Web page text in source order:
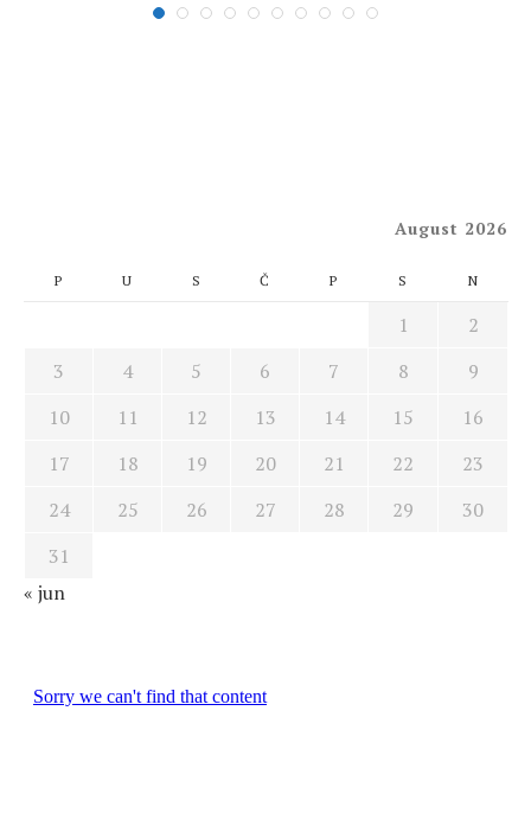
August 2026
P U S Č P S N
1
2
3
4 5 6 7 8
9
10
11 12 13 14 15
16
17
18 19 20 21 22
23
24
25 26 27 28 29
30
31
« jun